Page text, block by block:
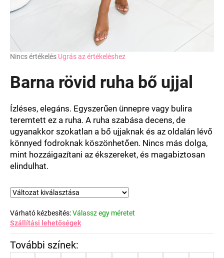
A
átlagos
értékelése
ből
0,0
csillag.
Nincs értékelés Ugrás az értékeléshez
Barna rövid ruha bő ujjal
Ízléses, elegáns. Egyszerűen ünnepre vagy bulira
teremtett ez a ruha. A ruha szabása decens, de
ugyanakkor szokatlan a bő ujjaknak és az oldalán lévő
könnyed fodroknak köszönhetően. Nincs más dolga,
mint hozzáigazítani az ékszereket, és magabiztosan
elindulhat.
Várható kézbesítés:Válassz egy méretet
Szállítási lehetőségek